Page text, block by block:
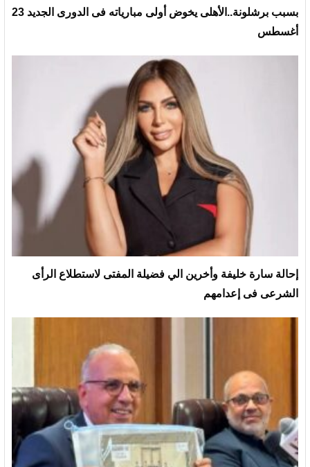
بسبب برشلونة..الأهلى يخوض أولى مبارياته فى الدورى الجديد 23
أغسطس
إحالة سارة خليفة وأخرين الي فضيلة المفتى لاستطلاع الرأى
الشرعى فى إعدامهم